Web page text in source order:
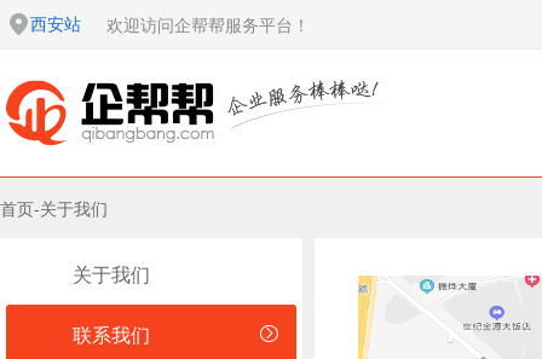
西安站 欢迎访问企帮帮服务平台！
首页-关于我们
关于我们
联系我们